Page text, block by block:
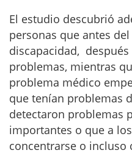
El estudio descubrió
personas que antes
discapacidad,
problemas, mientras
problema médico
que tenían problemas
detectaron problemas
importantes o que a
concentrarse o incluso